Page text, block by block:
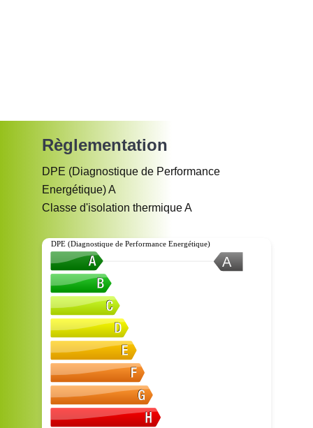
Règlementation
DPE (Diagnostique de Performance
Energétique)A
Classe d'isolation thermiqueA
A
DPE (Diagnostique de Performance Energétique)